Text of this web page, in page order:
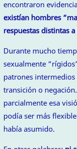
encontraron
existían hombres
respuestas distintas
Durante mucho
sexualmente
patrones
transición o
parcialmente esa
podía ser más
había asumido.